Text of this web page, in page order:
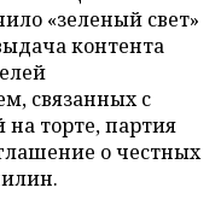
«зеленый свет»
контента
связанных с
торте, партия
о честных